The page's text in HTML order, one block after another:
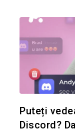
Puteți
Discord?